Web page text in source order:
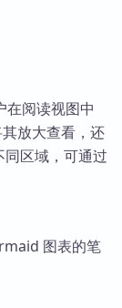
阅读视图中
放大查看，还
区域，可通过
图表的笔